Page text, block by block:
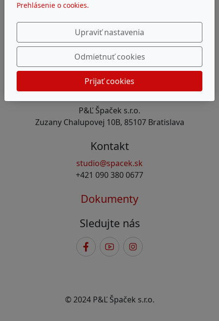
Adresa
P&Ľ Špaček s.r.o.
Zuzany Chalupovej 10B, 85107 Bratislava
Kontakt
studio@spacek.sk
+421 090 380 0677
Dokumenty
Sledujte nás
© 2024 P&Ľ Špaček s.r.o.
Prehlásenie o cookies.
Upraviť nastavenia
Odmietnuť cookies
Prijať cookies